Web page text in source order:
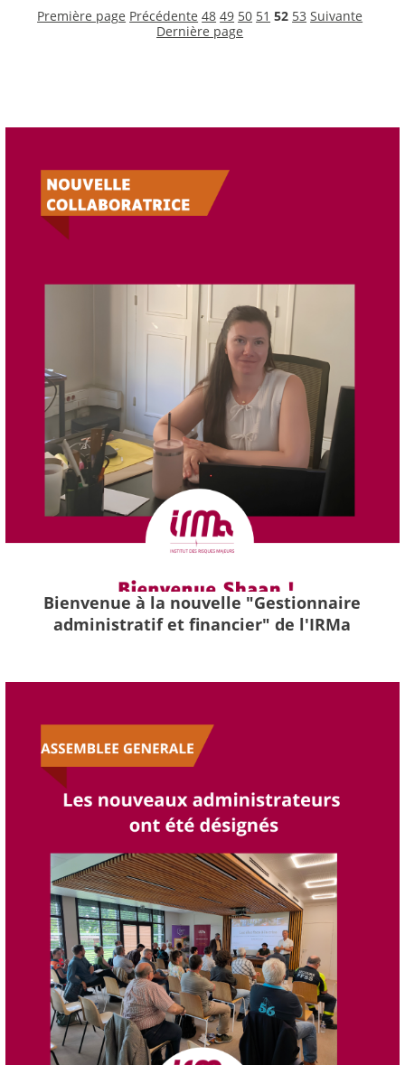
Première page Précédente 48 49 50 51 52 53 Suivante
Dernière page
Bienvenue à la nouvelle "Gestionnaire
administratif et financier" de l'IRMa